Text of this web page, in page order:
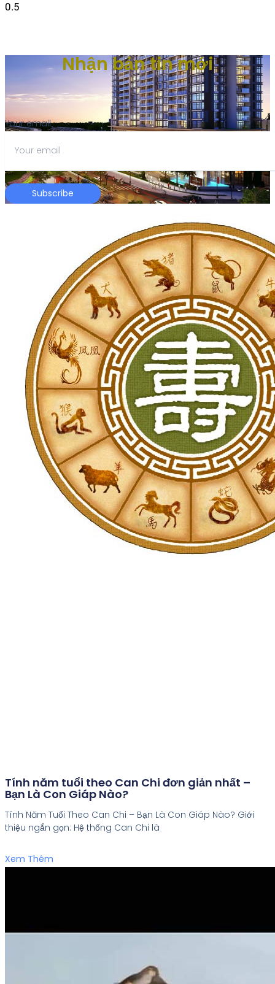
Nhận bản tin mới
Your email
Subscribe
Tính năm tuổi theo Can Chi đơn giản nhất –
Bạn Là Con Giáp Nào?
Tính Năm Tuổi Theo Can Chi – Bạn Là Con Giáp Nào? Giới
thiệu ngắn gọn: Hệ thống Can Chi là
Xem Thêm